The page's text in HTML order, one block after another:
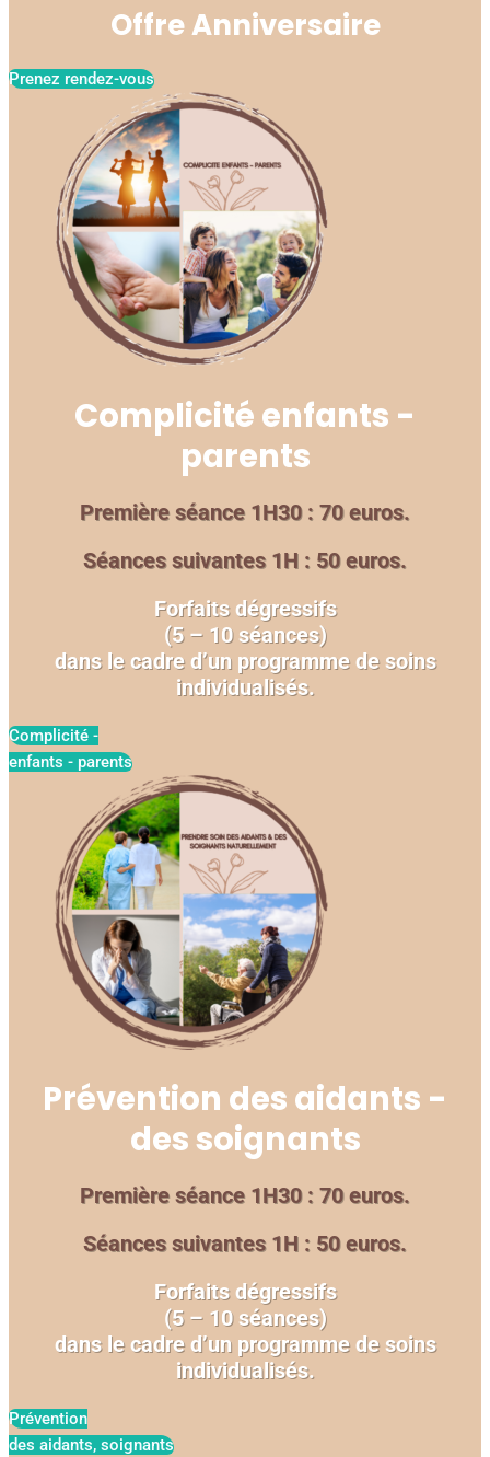
Offre Anniversaire
Prenez rendez-vous
Complicité enfants -
parents
Première séance 1H30 : 70 euros.
Séances suivantes 1H : 50 euros.
Forfaits dégressifs
(5 – 10 séances)
dans le cadre d’un programme de soins
individualisés.
Complicité -
enfants - parents
Prévention des aidants -
des soignants
Première séance 1H30 : 70 euros.
Séances suivantes 1H : 50 euros.
Forfaits dégressifs
(5 – 10 séances)
dans le cadre d’un programme de soins
individualisés.
Prévention
des aidants, soignants